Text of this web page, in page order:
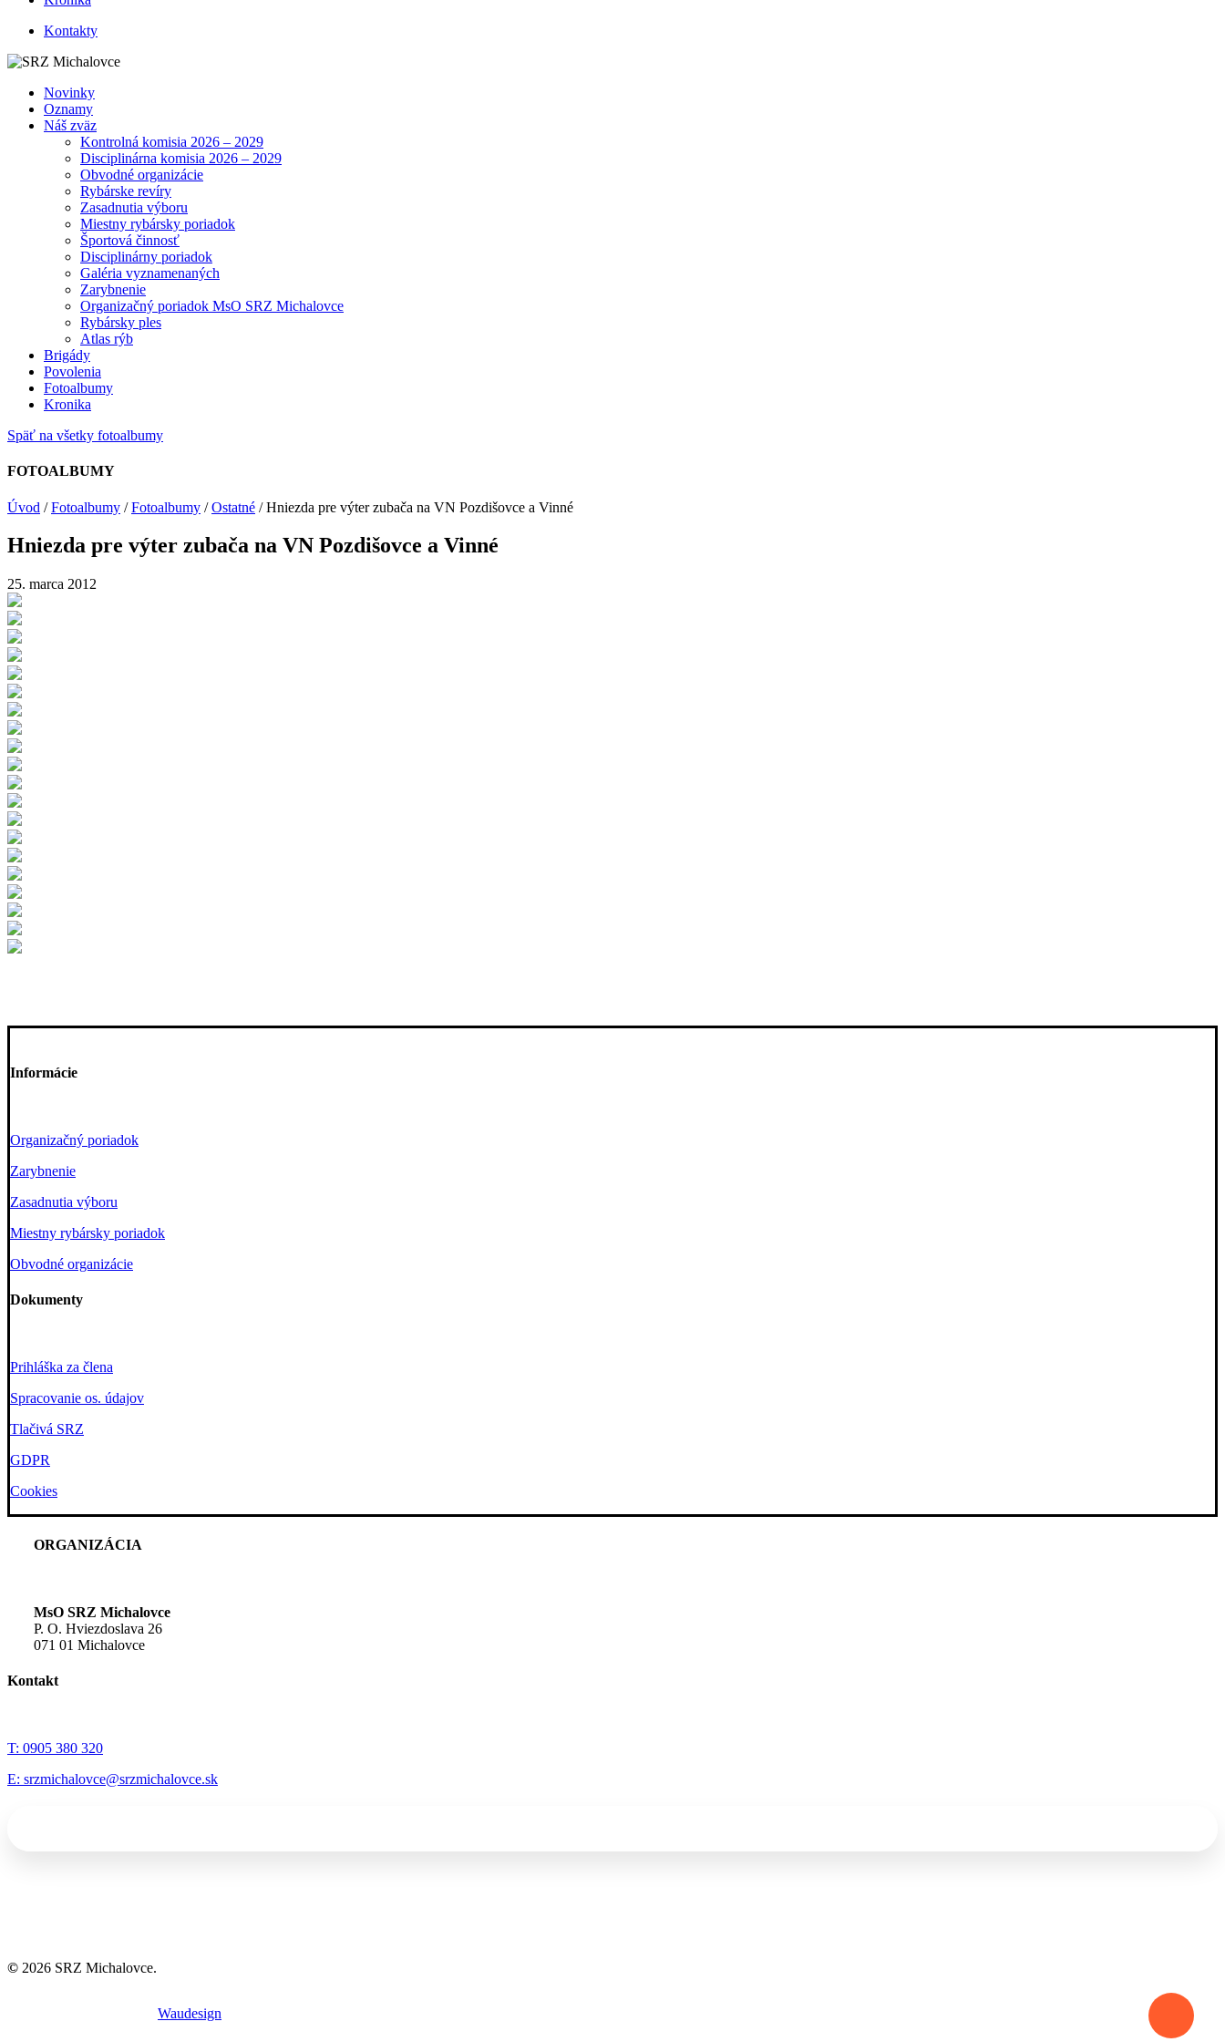
Kontakty
Novinky
Oznamy
Náš zväz
Kontrolná komisia 2026 – 2029
Disciplinárna komisia 2026 – 2029
Obvodné organizácie
Rybárske revíry
Zasadnutia výboru
Miestny rybársky poriadok
Športová činnosť
Disciplinárny poriadok
Galéria vyznamenaných
Zarybnenie
Organizačný poriadok MsO SRZ Michalovce
Rybársky ples
Atlas rýb
Brigády
Povolenia
Fotoalbumy
Kronika
Späť na všetky fotoalbumy
FOTOALBUMY
Úvod /Fotoalbumy /Fotoalbumy /Ostatné /Hniezda pre výter zubača na VN Pozdišovce a Vinné
Hniezda pre výter zubača na VN Pozdišovce a Vinné
25. marca 2012
Informácie
Organizačný poriadok
Zarybnenie
Zasadnutia výboru
Miestny rybársky poriadok
Obvodné organizácie
Dokumenty
Prihláška za člena
Spracovanie os. údajov
Tlačivá SRZ
GDPR
Cookies
ORGANIZÁCIA
MsO SRZ Michalovce
P. O. Hviezdoslava 26
071 01 Michalovce
Kontakt
T: 0905 380 320
E: srzmichalovce@srzmichalovce.sk
© 2026 SRZ Michalovce.
Waudesign